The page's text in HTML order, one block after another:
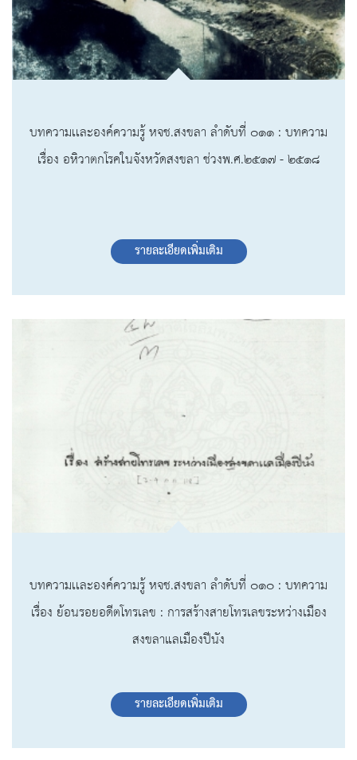
บทความเเละองค์ความรู้ หจช.สงขลา ลำดับที่ ๐๑๑ : บทความ
เรื่อง อหิวาตกโรคในจังหวัดสงขลา ช่วงพ.ศ.๒๕๑๗ - ๒๕๑๘
รายละเอียดเพิ่มเติม
บทความเเละองค์ความรู้ หจช.สงขลา ลำดับที่ ๐๑๐ : บทความ
เรื่อง ย้อนรอยอดีตโทรเลข : การสร้างสายโทรเลขระหว่างเมือง
สงขลาแลเมืองปีนัง
รายละเอียดเพิ่มเติม